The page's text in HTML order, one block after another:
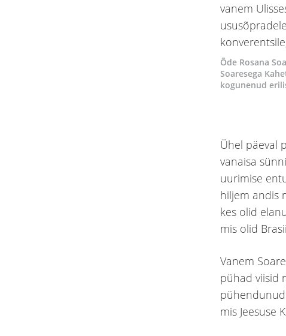
Õde Rosana
Soaresega
kogunenud
Ühel päeval
vanaisa
uurimise
hiljem andis
kes olid
mis olid
Vanem
pühad viisid
mis Jeesuse